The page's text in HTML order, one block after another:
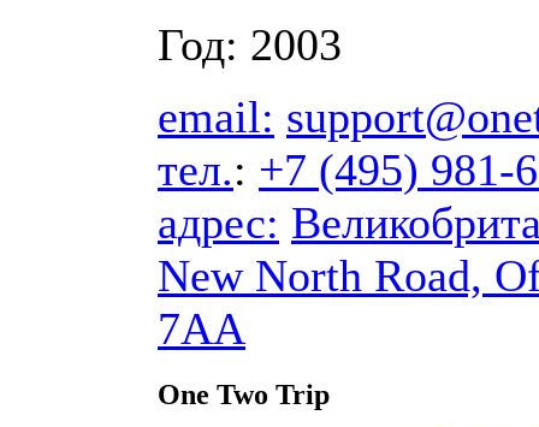
Год: 2003
email:
тел.: +7 (495) 981-
адрес:
New North Road,
7AA
One Two Trip